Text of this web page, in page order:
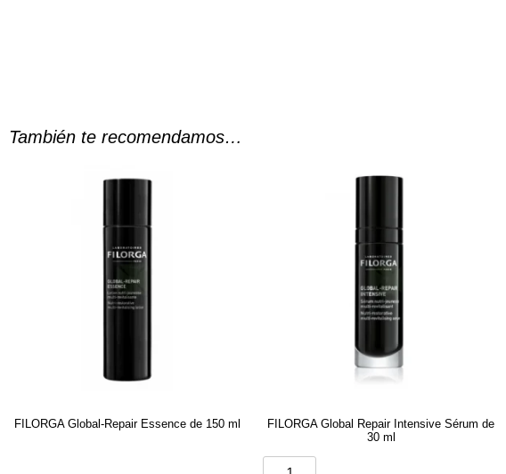
También te recomendamos…
FILORGA Global-Repair Essence de 150 ml
FILORGA Global Repair Intensive Sérum de
30 ml